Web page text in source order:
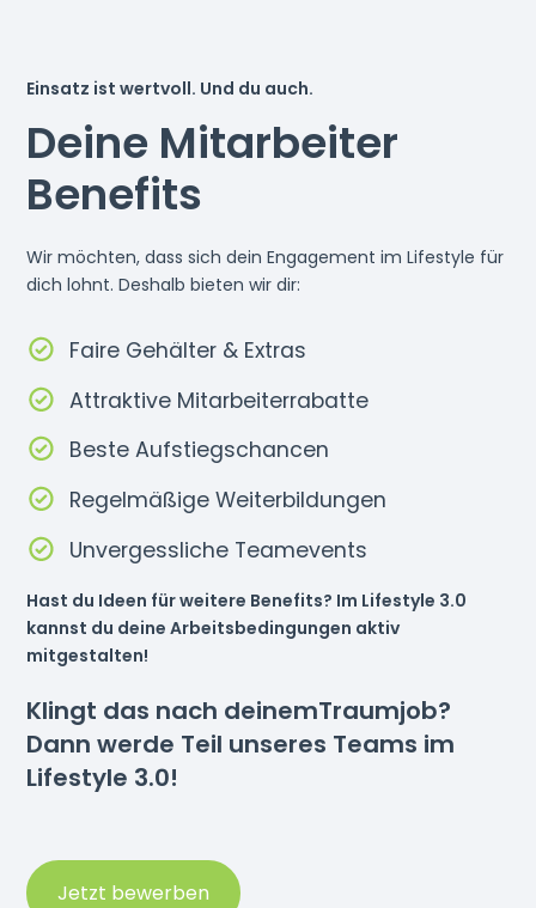
Einsatz ist wertvoll. Und du auch.
Deine Mitarbeiter
Benefits
Wir möchten, dass sich dein Engagement im Lifestyle für
dich lohnt. Deshalb bieten wir dir:
Faire Gehälter & Extras
Attraktive Mitarbeiterrabatte
Beste Aufstiegschancen
Regelmäßige Weiterbildungen
Unvergessliche Teamevents
Hast du Ideen für weitere Benefits? Im Lifestyle 3.0
kannst du deine Arbeitsbedingungen aktiv
mitgestalten!
Klingt das nach deinemTraumjob?
Dann werde Teil unseres Teams im
Lifestyle 3.0!
Jetzt bewerben